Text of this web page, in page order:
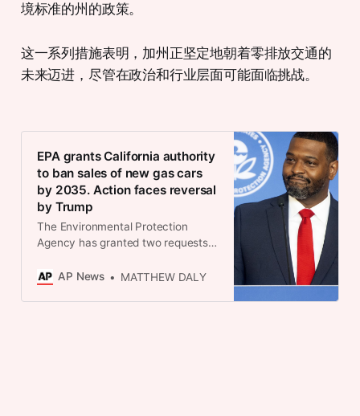
境标准的州的政策。
这一系列措施表明，加州正坚定地朝着零排放交通的
未来迈进，尽管在政治和行业层面可能面临挑战。
EPA grants California authority
to ban sales of new gas cars
by 2035. Action faces reversal
by Trump
The Environmental Protection
Agency has granted two requests
standards for vehicle emissions,
AP News MATTHEW DALY